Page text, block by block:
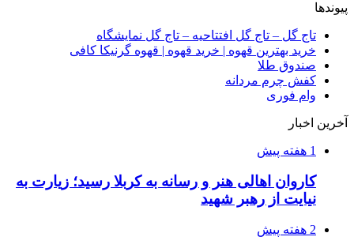
پیوندها
تاج گل – تاج گل افتتاحیه – تاج گل نمایشگاه
خرید بهترین قهوه | خرید قهوه | قهوه گرنیکا کافی
صندوق طلا
کفش چرم مردانه
وام فوری
آخرین اخبار
1 هفته پیش
کاروان اهالی هنر و رسانه به کربلا رسید؛ زیارت به
نیایت از رهبر شهید
2 هفته پیش